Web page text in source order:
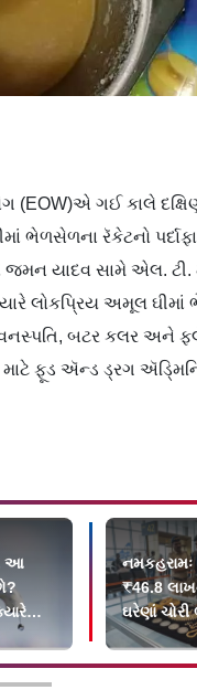
(EOW)એ ગઈ કાલે
ભેળસેળના રૅકેટનો
યાદવ સામે એલ. ટી.
ત્યારે લોકપ્રિય અમૂલ
બટર કલર અને
માટે ફૂડ ઍન્ડ ડ્રગ
આ
નમકહરામઃ
₹46.8
ઘરેણાં ચોરી
મુંબઈ